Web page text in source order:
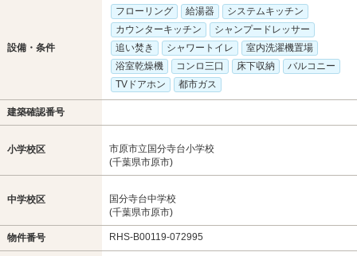
設備・条件
フローリング 給湯器
システムキッチン
カウンターキッチン
シャンプードレッサー
追い焚き
シャワートイレ
室内洗濯機置場
浴室乾燥機
コンロ三口 床下収納
バルコニー
TVドアホン
都市ガス
建築確認番号
小学校区
市原市立国分寺台小学校
(千葉県市原市)
中学校区
国分寺台中学校
(千葉県市原市)
物件番号 RHS-B00119-072995